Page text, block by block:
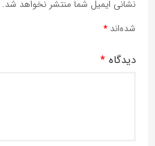
نشانی ایمیل شما منتشر نخواهد شد.
شده‌اند *
دیدگاه *